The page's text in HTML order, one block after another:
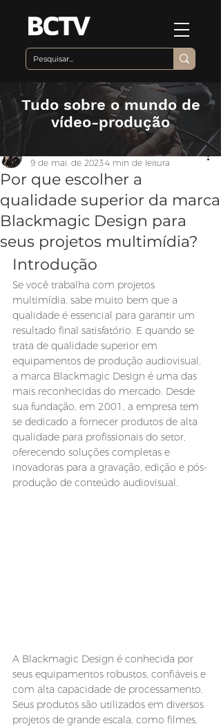
Por que escolher a
qualidade superior da marca
Blackmagic Design para
seus projetos multimídia?
9 de mai. de 20234 min de leitura
Introdução
Se você trabalha com projetos
multimídia, sabe muito bem que a
qualidade é essencial para garantir um
resultado final satisfatório. E quando se
trata de qualidade superior em
equipamentos de produção audiovisual,
a marca Blackmagic Design é uma das
mais reconhecidas do mercado. Desde
sua fundação, em 2001, a empresa tem
se dedicado a fornecer produtos de alta
qualidade para profissionais do setor,
oferecendo soluções completas e
inovadoras para a gravação, edição e pós-
produção de conteúdo audiovisual.
A Blackmagic Design é conhecida por
seus equipamentos robustos, confiáveis e
com alta capacidade de processamento.
Seus produtos são utilizados em diversos
projetos de grande escala, como filmes,
Tudo sobre o mundo de
vídeo-produção